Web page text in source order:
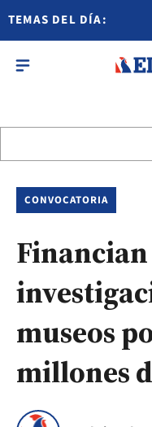
TEMAS DEL DÍA:
CONVOCATORIA
Financian
museos
millones